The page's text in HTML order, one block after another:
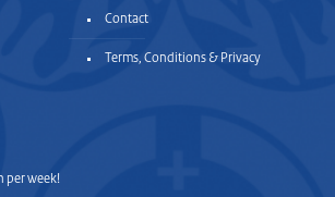
Contact
Terms, Conditions & Privacy
per week!